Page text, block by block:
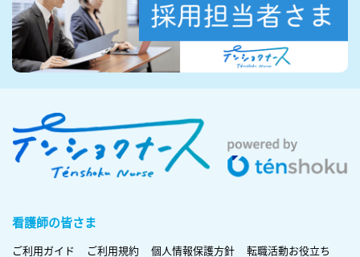
看護師の皆さま
ご利用ガイド ご利用規約 個人情報保護方針 転職活動お役立ち